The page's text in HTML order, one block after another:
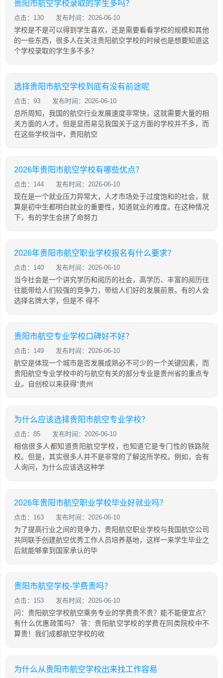
贵阳市航空学校录取的学生多吗？
点击：130 发布时间：2026-06-10
学校是不是可以得到学生喜欢，还是需要看看学校的规模和其他
的一些东西，很多人在关注贵阳航空学校的时候也是想要知道这
个学校录取的学生多不多？
选择贵阳市航空学校到底有没有前途呢
点击：93 发布时间：2026-06-10
总所周知，我国的航空行业发展速度非常快，这就需要大量的相
关方面的人才。但是显而易见我国关于这方面的学校并不多，而
在这些学校当中，贵阳航空
2026年贵阳市航空学校有哪些优点？
点击：144 发布时间：2026-06-10
现在是一个就业压力异常大，人才市场处于过度饱和的社会，就
算是初中生都明白就业的重要性，知道就业的难度。在这种情况
下，有的学生会拼了命努力
2026年贵阳市航空职业学校报名有什么要求？
点击：140 发布时间：2026-06-10
当今社会是一个讲究学历和阅历的社会，高学历、丰富的阅历往
往能带给人们较强的竞争力，带给人们好的发展前景。有的人会
选择名牌大学，但是不 得不
贵阳市航空专业学校口碑好不好？
点击：149 发布时间：2026-06-10
航空是体现一个城市是否发展成熟必不可少的一个关键因素，而
贵阳航空专业学校中的与航空有关的部分专业是贵州省的重点专
业。自创校以来获得“贵州
为什么应该选择贵阳市航空专业学校？
点击：85 发布时间：2026-06-10
相信很多人都知道贵阳航空学校，也知道它是专门性的铁路院
校。但是，其实很多人并不是非常的了解这所学校。例如，会有
人询问，为什么应该选这种学
2026年贵阳市航空职业学校毕业好就业吗？
点击：163 发布时间：2026-06-10
为了提高行业之间的竞争力，贵阳航空职业学校与我国航空公司
共同联手创建航空优秀工作人员培养基地，这样一来学生毕业之
后就能够拿到国家承认的毕
贵阳市航空学校-学费贵吗？
点击：153 发布时间：2026-06-10
问：贵阳航空学校航空乘务专业的学费贵不贵？能不能便宜点？
有什么优惠政策吗？ 答：贵阳航空学校的学费在同类院校中不
算贵！我们成都航空学校的收
为什么从贵阳市航空学校出来找工作容易